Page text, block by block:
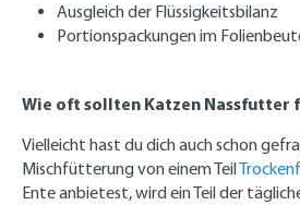
Ausgleich der Flüssigkeitsbilanz
Portionspackungen im
Wie oft sollten Katzen Nassfutter
Vielleicht hast du dich auch schon
Mischfütterung von einem Teil
Ente anbietest, wird ein Teil der